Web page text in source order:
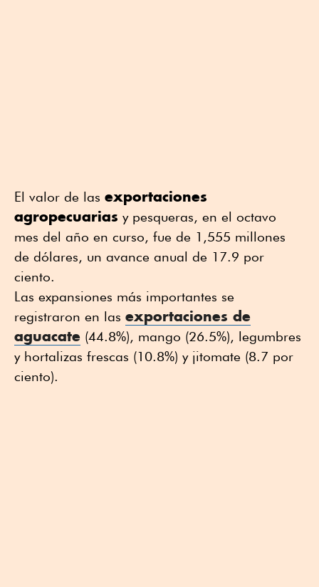
El valor de las exportaciones
agropecuarias y pesqueras, en el octavo
mes del año en curso, fue de 1,555 millones
de dólares, un avance anual de 17.9 por
ciento.
Las expansiones más importantes se
registraron en las exportaciones de
aguacate (44.8%), mango (26.5%), legumbres
y hortalizas frescas (10.8%) y jitomate (8.7 por
ciento).